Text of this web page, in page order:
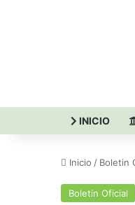
INICIO
Inicio / Boletin
Boletin Oficial